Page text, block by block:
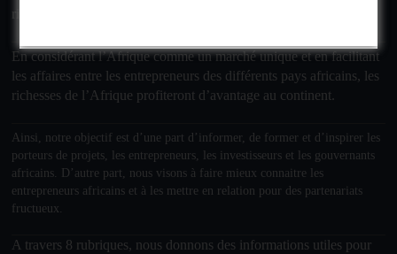
richesses du continent ;
En considérant l’Afrique comme un marché unique et en facilitant
les affaires entre les entrepreneurs des différents pays africains, les
richesses de l’Afrique profiteront d’avantage au continent.
Ainsi, notre objectif est d’une part d’informer, de former et d’inspirer les
porteurs de projets, les entrepreneurs, les investisseurs et les gouvernants
africains. D’autre part, nous visons à faire mieux connaitre les
entrepreneurs africains et à les mettre en relation pour des partenariats
fructueux.
A travers 8 rubriques, nous donnons des informations utiles pour